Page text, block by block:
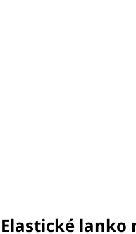
Elastické lanko